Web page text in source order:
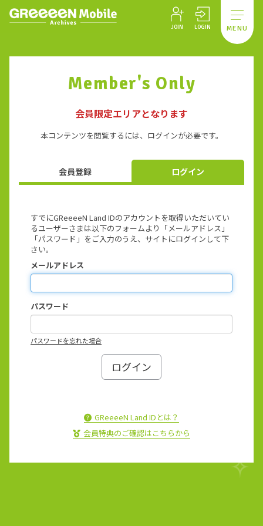
JOIN LOGIN MENU
Member's Only
会員限定エリアとなります
本コンテンツを閲覧するには、ログインが必要です。
会員登録 ログイン
すでにGReeeeN Land IDのアカウントを取得いただいてい
るユーザーさまは以下のフォームより「メールアドレス」
「パスワード」をご入力のうえ、サイトにログインして下
さい。
メールアドレス
パスワード
パスワードを忘れた場合
GReeeeN Land IDとは？
会員特典のご確認はこちらから